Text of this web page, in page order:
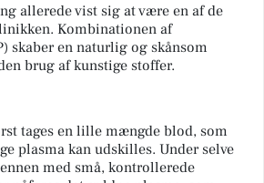
allerede vist sig at være en af de
Kombinationen af
skaber en naturlig og skånsom
brug af kunstige stoffer.
tages en lille mængde blod, som
plasma kan udskilles. Under selve
med små, kontrollerede